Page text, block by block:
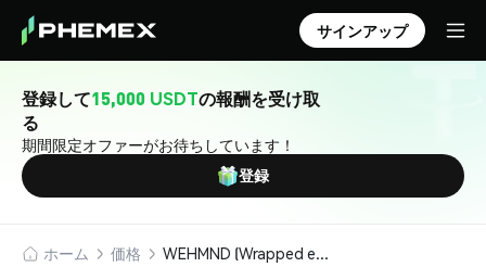
サインアップ
登録して15,000 USDTの報酬を受け取
る
期間限定オファーがお待ちしています！
登録
ホーム 価格 WEHMND (Wrapped eHMND)